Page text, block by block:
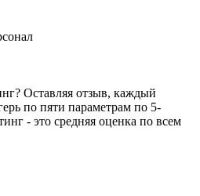
Оставляя отзыв, каждый
по пяти параметрам по 5-
- это средняя оценка по всем